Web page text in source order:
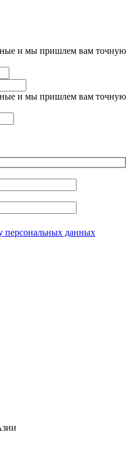
и мы пришлем вам точную
и мы пришлем вам точную
персональных данных